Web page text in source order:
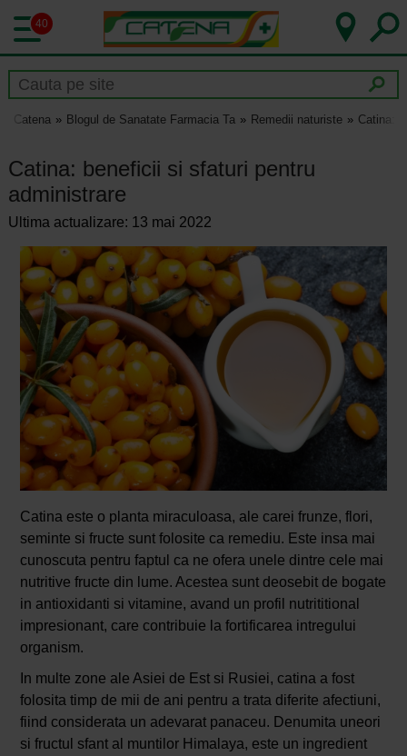
40
Catena Blogul de Sanatate Farmacia Ta Remedii naturiste Catina:
Catina: beneficii si sfaturi pentru
administrare
Ultima actualizare: 13 mai 2022
Catina este o planta miraculoasa, ale carei frunze, flori,
seminte si fructe sunt folosite ca remediu. Este insa mai
cunoscuta pentru faptul ca ne ofera unele dintre cele mai
nutritive fructe din lume. Acestea sunt deosebit de bogate
in antioxidanti si vitamine, avand un profil nutrititional
impresionant, care contribuie la fortificarea intregului
organism.
In multe zone ale Asiei de Est si Rusiei, catina a fost
folosita timp de mii de ani pentru a trata diferite afectiuni,
fiind considerata un adevarat panaceu. Denumita uneori
si fructul sfant al muntilor Himalaya, este un ingredient